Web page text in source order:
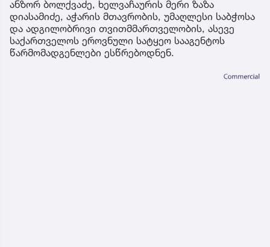
ანზორ ბოლქვაძე, ხელვაჩაურის მერი ზაზა
დიასამიძე, აჭარის მთავრობის, უმაღლესი საბჭოსა
და ადგილობრივი თვითმმართველობის, ასევე
საქართველოს ეროვნული სატყეო სააგენტოს
წარმომადგენლები ესწრებოდნენ.